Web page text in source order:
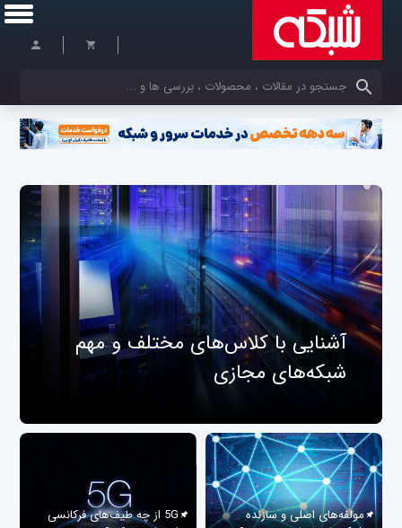
کلمات کلیدی خود را وارد کنید
آشنایی با کلاس‌های مختلف و مهم
شبکه‌های مجازی
مولفه‌های اصلی و سازنده
5G از چه طیف‌های فرکانسی